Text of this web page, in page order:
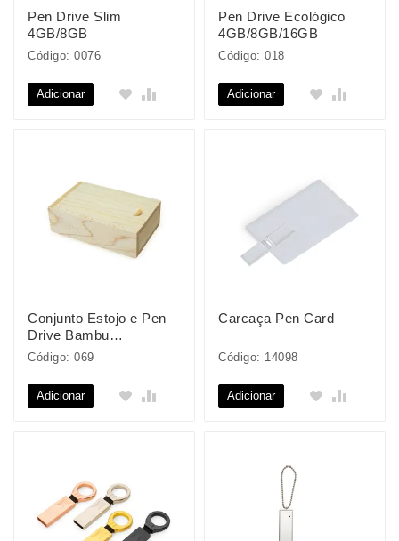
Pen Drive Slim
4GB/8GB
Código: 0076
Adicionar
Pen Drive Ecológico
4GB/8GB/16GB
Código: 018
Adicionar
Conjunto Estojo e Pen
Drive Bambu
4GB/8GB/16GB/32GB
Código: 069
Adicionar
Carcaça Pen Card
Código: 14098
Adicionar